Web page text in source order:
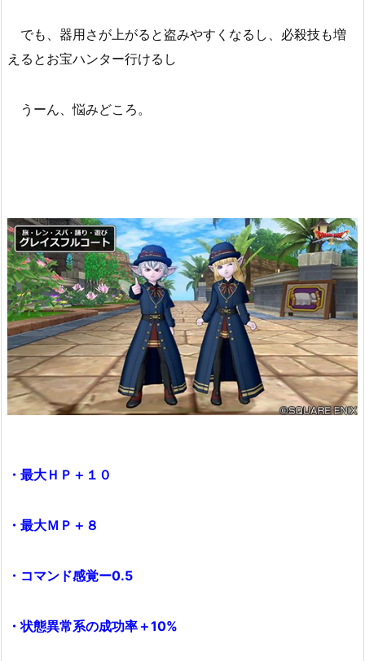
でも、器用さが上がると盗みやすくなるし、必殺技も増
えるとお宝ハンター行けるし
うーん、悩みどころ。
・最大ＨＰ＋１０
・最大ＭＰ＋８
・コマンド感覚ー0.5
・状態異常系の成功率＋10%